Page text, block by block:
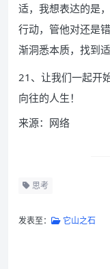
适，我想表达的是
行动，管他对还是
渐洞悉本质，找到
21、让我们一起开
向往的人生！
来源：网络
思考
发表至： 它山之石